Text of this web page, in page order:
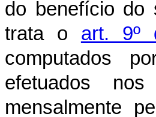
do benefício do
trata o art. 9º
computados
efetuados
mensalmente